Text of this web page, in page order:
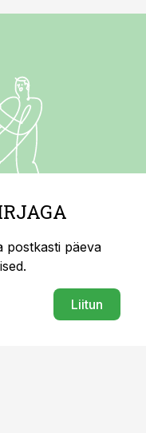
postkasti päeva
Liitun